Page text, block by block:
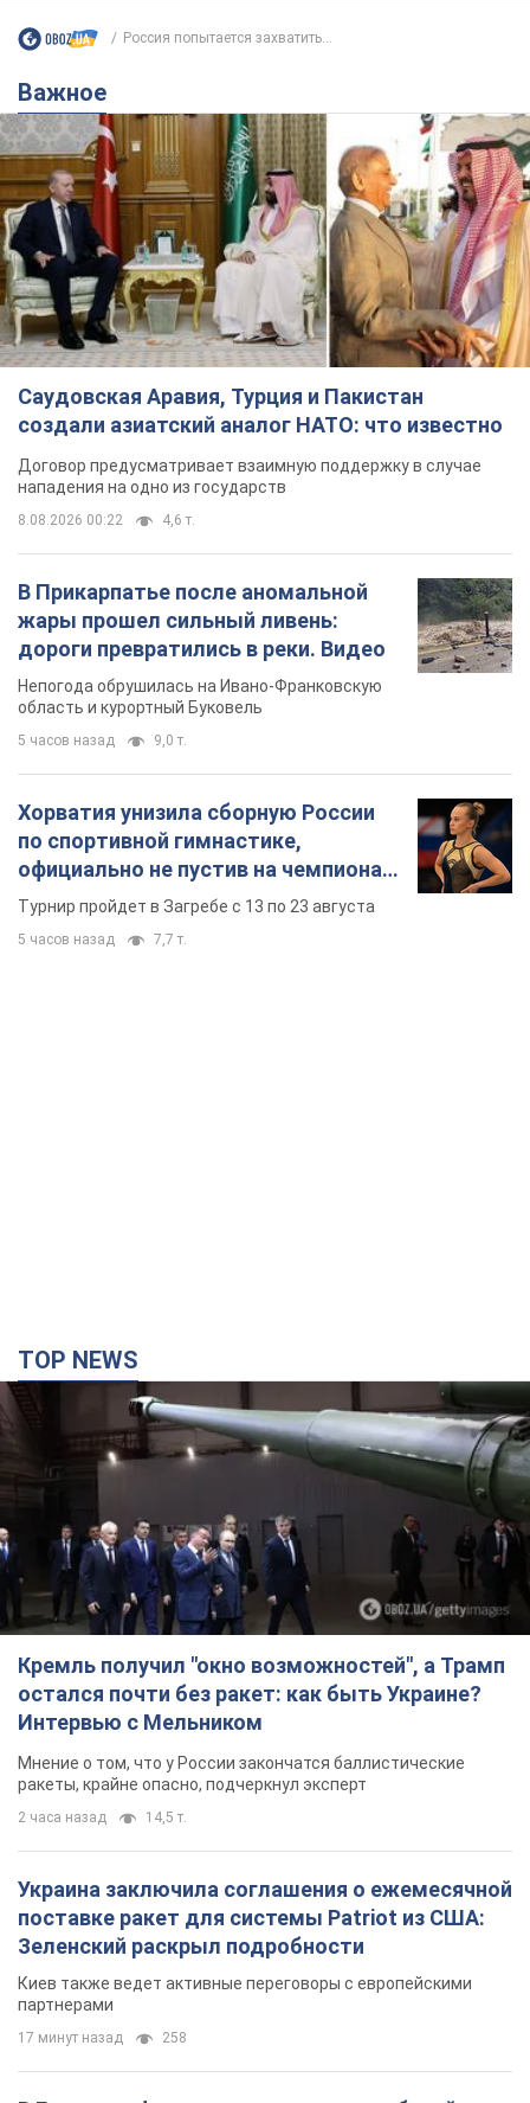
Россия попытается захватить...
Важное
Саудовская Аравия, Турция и Пакистан
создали азиатский аналог НАТО: что известно
Договор предусматривает взаимную поддержку в случае
нападения на одно из государств
8.08.2026 00:22 4,6 т.
В Прикарпатье после аномальной
жары прошел сильный ливень:
дороги превратились в реки. Видео
Непогода обрушилась на Ивано-Франковскую
область и курортный Буковель
5 часов назад 9,0 т.
Хорватия унизила сборную России
по спортивной гимнастике,
официально не пустив на чемпионат
Европы основных спортсменов
Турнир пройдет в Загребе с 13 по 23 августа
5 часов назад 7,7 т.
TOP NEWS
Кремль получил "окно возможностей", а Трамп
остался почти без ракет: как быть Украине?
Интервью с Мельником
Мнение о том, что у России закончатся баллистические
ракеты, крайне опасно, подчеркнул эксперт
2 часа назад 14,5 т.
Украина заключила соглашения о ежемесячной
поставке ракет для системы Patriot из США:
Зеленский раскрыл подробности
Киев также ведет активные переговоры с европейскими
партнерами
17 минут назад 258